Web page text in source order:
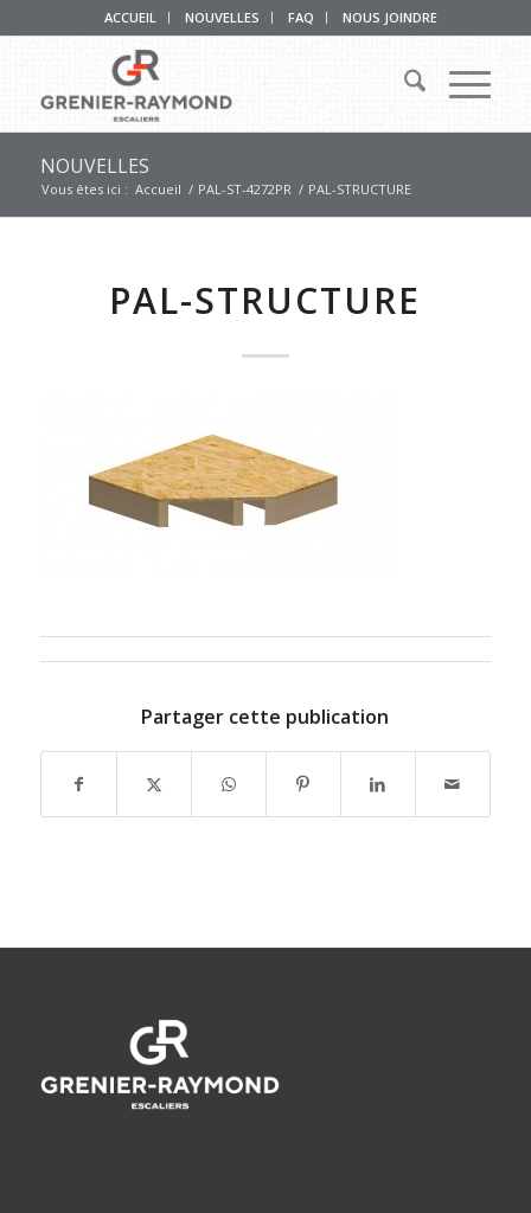
ACCUEIL NOUVELLES FAQ NOUS JOINDRE
NOUVELLES
Vous êtes ici : Accueil / PAL-ST-4272PR / PAL-STRUCTURE
PAL-STRUCTURE
Partager cette publication